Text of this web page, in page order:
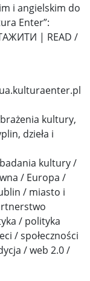
i angielskim do
Enter”:
| READ /
kultury,
dzieła i
kultury /
/ Europa /
/ miasto i
/ polityka
/ społeczności
/ web 2.0 /